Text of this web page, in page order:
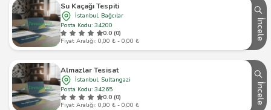
Su Kaçağı Tespiti
İstanbul, Bağcılar
Posta Kodu: 34200
0.0 (0)
Fiyat Aralığı: 0,00 ₺ - 0,00 ₺
İncele
Almazlar Tesisat
İstanbul, Sultangazi
Posta Kodu: 34265
0.0 (0)
Fiyat Aralığı: 0,00 ₺ - 0,00 ₺
İncele